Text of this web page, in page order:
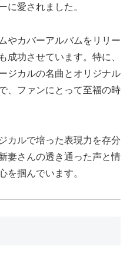
に愛されました。
やカバーアルバムをリリー
成功させています。特に、
ジカルの名曲とオリジナル
、ファンにとって至福の時
カルで培った表現力を存分
妻さんの透き通った声と情
を掴んでいます。